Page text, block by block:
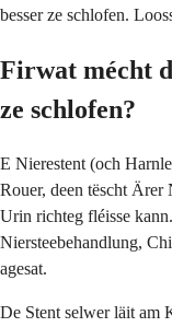
besser ze schlofen.
Firwat mécht
ze schlofen?
E Nierestent (och
Rouer, deen tëscht Ärer
Urin richteg fléisse
Niersteebehandlung,
agesat.
De Stent selwer läit am